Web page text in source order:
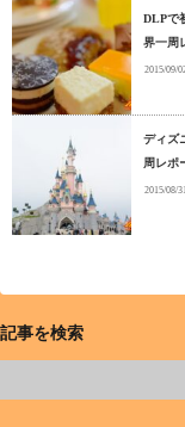
DLPで
界一周
2015/09/
ディズ
周レポ
2015/08/
記事を検索